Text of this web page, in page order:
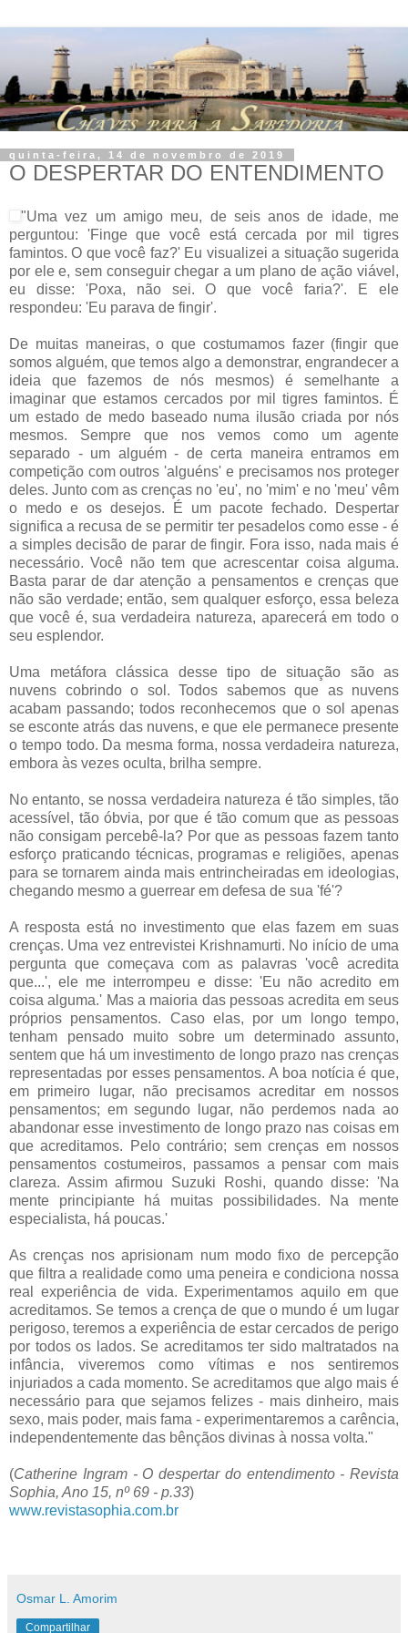
quinta-feira, 14 de novembro de 2019
O DESPERTAR DO ENTENDIMENTO
"Uma vez um amigo meu, de seis anos de idade, me
perguntou: 'Finge que você está cercada por mil tigres
famintos. O que você faz?' Eu visualizei a situação sugerida
por ele e, sem conseguir chegar a um plano de ação viável,
eu disse: 'Poxa, não sei. O que você faria?'. E ele
respondeu: 'Eu parava de fingir'.
De muitas maneiras, o que costumamos fazer (fingir que
somos alguém, que temos algo a demonstrar, engrandecer a
ideia que fazemos de nós mesmos) é semelhante a
imaginar que estamos cercados por mil tigres famintos. É
um estado de medo baseado numa ilusão criada por nós
mesmos. Sempre que nos vemos como um agente
separado - um alguém - de certa maneira entramos em
competição com outros 'alguéns' e precisamos nos proteger
deles. Junto com as crenças no 'eu', no 'mim' e no 'meu' vêm
o medo e os desejos. É um pacote fechado. Despertar
significa a recusa de se permitir ter pesadelos como esse - é
a simples decisão de parar de fingir. Fora isso, nada mais é
necessário. Você não tem que acrescentar coisa alguma.
Basta parar de dar atenção a pensamentos e crenças que
não são verdade; então, sem qualquer esforço, essa beleza
que você é, sua verdadeira natureza, aparecerá em todo o
seu esplendor.
Uma metáfora clássica desse tipo de situação são as
nuvens cobrindo o sol. Todos sabemos que as nuvens
acabam passando; todos reconhecemos que o sol apenas
se esconte atrás das nuvens, e que ele permanece presente
o tempo todo. Da mesma forma, nossa verdadeira natureza,
embora às vezes oculta, brilha sempre.
No entanto, se nossa verdadeira natureza é tão simples, tão
acessível, tão óbvia, por que é tão comum que as pessoas
não consigam percebê-la? Por que as pessoas fazem tanto
esforço praticando técnicas, programas e religiões, apenas
para se tornarem ainda mais entrincheiradas em ideologias,
chegando mesmo a guerrear em defesa de sua 'fé'?
A resposta está no investimento que elas fazem em suas
crenças. Uma vez entrevistei Krishnamurti. No início de uma
pergunta que começava com as palavras 'você acredita
que...', ele me interrompeu e disse: 'Eu não acredito em
coisa alguma.' Mas a maioria das pessoas acredita em seus
próprios pensamentos. Caso elas, por um longo tempo,
tenham pensado muito sobre um determinado assunto,
sentem que há um investimento de longo prazo nas crenças
representadas por esses pensamentos. A boa notícia é que,
em primeiro lugar, não precisamos acreditar em nossos
pensamentos; em segundo lugar, não perdemos nada ao
abandonar esse investimento de longo prazo nas coisas em
que acreditamos. Pelo contrário; sem crenças em nossos
pensamentos costumeiros, passamos a pensar com mais
clareza. Assim afirmou Suzuki Roshi, quando disse: 'Na
mente principiante há muitas possibilidades. Na mente
especialista, há poucas.'
As crenças nos aprisionam num modo fixo de percepção
que filtra a realidade como uma peneira e condiciona nossa
real experiência de vida. Experimentamos aquilo em que
acreditamos. Se temos a crença de que o mundo é um lugar
perigoso, teremos a experiência de estar cercados de perigo
por todos os lados. Se acreditamos ter sido maltratados na
infância, viveremos como vítimas e nos sentiremos
injuriados a cada momento. Se acreditamos que algo mais é
necessário para que sejamos felizes - mais dinheiro, mais
sexo, mais poder, mais fama - experimentaremos a carência,
independentemente das bênçãos divinas à nossa volta."
(Catherine Ingram - O despertar do entendimento - Revista
Sophia, Ano 15, nº 69 - p.33)
www.revistasophia.com.br
Osmar L. Amorim
Compartilhar